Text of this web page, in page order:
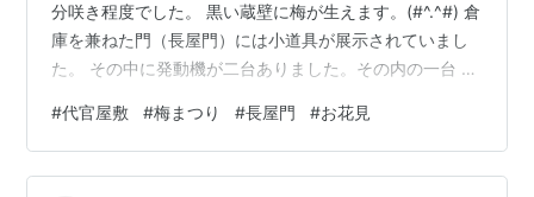
分咲き程度でした。 黒い蔵壁に梅が生えます。(#^.^#) 倉
庫を兼ねた門（長屋門）には小道具が展示されていまし
た。 その中に発動機が二台ありました。その内の一台 ↑
が見たら”欲しくなる代物”の様に見えました (#^.^#) （お
わり） 今日は里山でお花見の練習（その①）がありまし
た。本番は３月下旬の予定です。 Mさんが用意してくれ
#代官屋敷 #梅まつり #長屋門 #お花見